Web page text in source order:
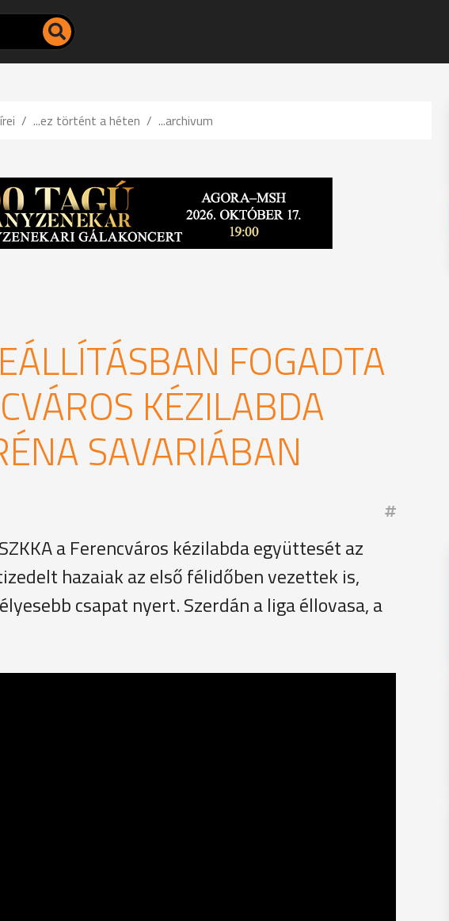
...ez történt a héten ...archivum
FOGADTA
KÉZILABDA
SAVARIÁBAN
a Ferencváros kézilabda együttesét az
hazaiak az első félidőben vezettek is,
csapat nyert. Szerdán a liga éllovasa, a